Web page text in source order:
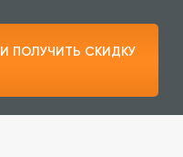
ПОЛУЧИТЬ СКИДКУ